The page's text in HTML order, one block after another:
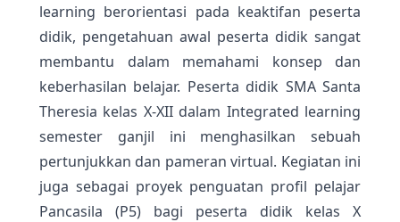
learning berorientasi pada keaktifan peserta
didik, pengetahuan awal peserta didik sangat
membantu dalam memahami konsep dan
keberhasilan belajar. Peserta didik SMA Santa
Theresia kelas X-XII dalam Integrated learning
semester ganjil ini menghasilkan sebuah
pertunjukkan dan pameran virtual. Kegiatan ini
juga sebagai proyek penguatan profil pelajar
Pancasila (P5) bagi peserta didik kelas X